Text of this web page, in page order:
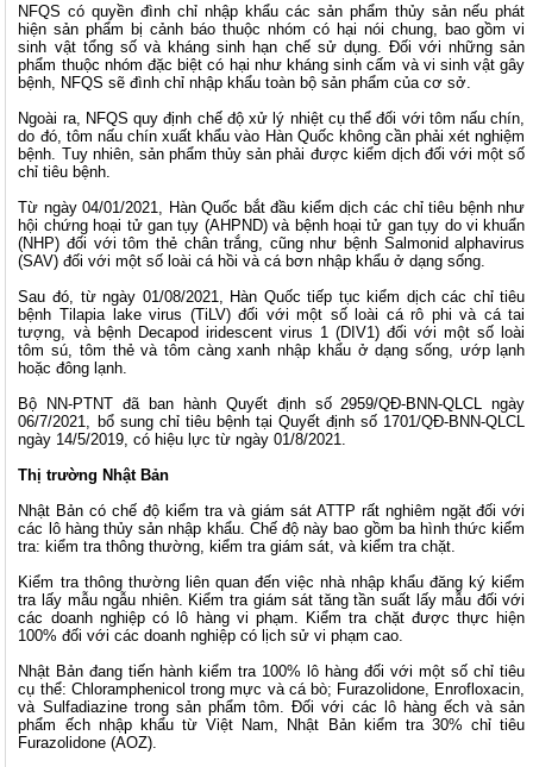
NFQS có quyền đình chỉ nhập khẩu các sản phẩm thủy sản nếu phát
hiện sản phẩm bị cảnh báo thuộc nhóm có hại nói chung, bao gồm vi
sinh vật tổng số và kháng sinh hạn chế sử dụng. Đối với những sản
phẩm thuộc nhóm đặc biệt có hại như kháng sinh cấm và vi sinh vật gây
bệnh, NFQS sẽ đình chỉ nhập khẩu toàn bộ sản phẩm của cơ sở.
Ngoài ra, NFQS quy định chế độ xử lý nhiệt cụ thể đối với tôm nấu chín,
do đó, tôm nấu chín xuất khẩu vào Hàn Quốc không cần phải xét nghiệm
bệnh. Tuy nhiên, sản phẩm thủy sản phải được kiểm dịch đối với một số
chỉ tiêu bệnh.
Từ ngày 04/01/2021, Hàn Quốc bắt đầu kiểm dịch các chỉ tiêu bệnh như
hội chứng hoại tử gan tụy (AHPND) và bệnh hoại tử gan tụy do vi khuẩn
(NHP) đối với tôm thẻ chân trắng, cũng như bệnh Salmonid alphavirus
(SAV) đối với một số loài cá hồi và cá bơn nhập khẩu ở dạng sống.
Sau đó, từ ngày 01/08/2021, Hàn Quốc tiếp tục kiểm dịch các chỉ tiêu
bệnh Tilapia lake virus (TiLV) đối với một số loài cá rô phi và cá tai
tượng, và bệnh Decapod iridescent virus 1 (DIV1) đối với một số loài
tôm sú, tôm thẻ và tôm càng xanh nhập khẩu ở dạng sống, ướp lạnh
hoặc đông lạnh.
Bộ NN-PTNT đã ban hành Quyết định số 2959/QĐ-BNN-QLCL ngày
06/7/2021, bổ sung chỉ tiêu bệnh tại Quyết định số 1701/QĐ-BNN-QLCL
ngày 14/5/2019, có hiệu lực từ ngày 01/8/2021.
Thị trường Nhật Bản
Nhật Bản có chế độ kiểm tra và giám sát ATTP rất nghiêm ngặt đối với
các lô hàng thủy sản nhập khẩu. Chế độ này bao gồm ba hình thức kiểm
tra: kiểm tra thông thường, kiểm tra giám sát, và kiểm tra chặt.
Kiểm tra thông thường liên quan đến việc nhà nhập khẩu đăng ký kiểm
tra lấy mẫu ngẫu nhiên. Kiểm tra giám sát tăng tần suất lấy mẫu đối với
các doanh nghiệp có lô hàng vi phạm. Kiểm tra chặt được thực hiện
100% đối với các doanh nghiệp có lịch sử vi phạm cao.
Nhật Bản đang tiến hành kiểm tra 100% lô hàng đối với một số chỉ tiêu
cụ thể: Chloramphenicol trong mực và cá bò; Furazolidone, Enrofloxacin,
và Sulfadiazine trong sản phẩm tôm. Đối với các lô hàng ếch và sản
phẩm ếch nhập khẩu từ Việt Nam, Nhật Bản kiểm tra 30% chỉ tiêu
Furazolidone (AOZ).